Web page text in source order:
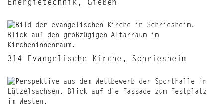
Energietechnik, Gießen
314 Evangelische Kirche, Schriesheim